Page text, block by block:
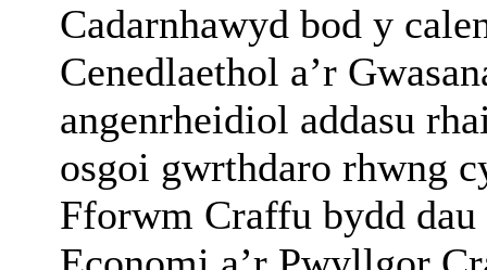
Cadarnhawyd bod y
Cenedlaethol a’r
angenrheidiol addasu
osgoi gwrthdaro rhwng
Fforwm Craffu bydd